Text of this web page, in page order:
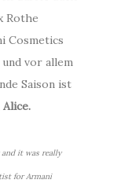
Rothe
Cosmetics
vor allem
Saison ist
Alice.
it was really
for Armani